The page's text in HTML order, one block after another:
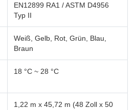
EN12899 RA1 / ASTM D4956
Typ II
Weiß, Gelb, Rot, Grün, Blau,
Braun
18 °C ~ 28 °C
1,22 m x 45,72 m (48 Zoll x 50